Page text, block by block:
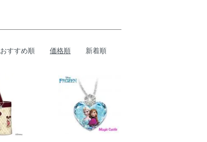
おすすめ順 価格順 新着順